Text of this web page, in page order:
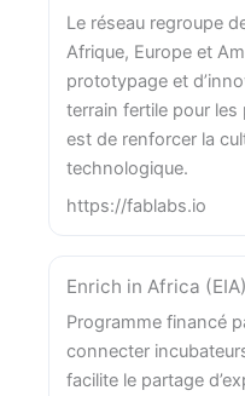
Le réseau regroupe
Afrique, Europe et
prototypage et
terrain fertile pour les
est de renforcer la
technologique.
https://fablabs.io
Enrich in Africa (EIA)
Programme financé
connecter
facilite le partage